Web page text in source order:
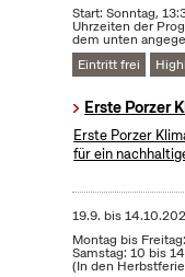
Start: Sonntag,
Uhrzeiten der
dem unten
Eintritt frei
Erste Porzer
Erste Porzer
für ein
19.9. bis
Montag bis
Samstag: 10 bis
(In den